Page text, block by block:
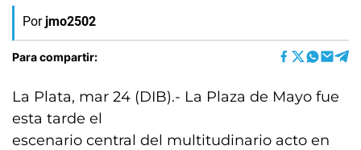
Por jmo2502
Para compartir:
La Plata, mar 24 (DIB).- La Plaza de Mayo fue
esta tarde el
escenario central del multitudinario acto en